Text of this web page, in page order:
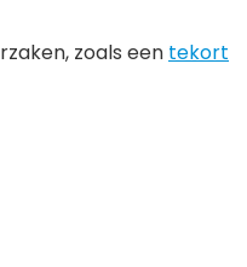
zoals een tekort